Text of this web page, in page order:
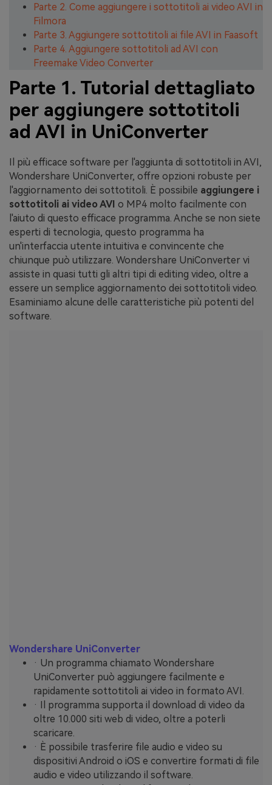
Parte 2. Come aggiungere i sottotitoli ai video AVI in
Filmora
Parte 3. Aggiungere sottotitoli ai file AVI in Faasoft
Parte 4. Aggiungere sottotitoli ad AVI con
Freemake Video Converter
Parte 1. Tutorial dettagliato
per aggiungere sottotitoli
ad AVI in UniConverter
Il più efficace software per l'aggiunta di sottotitoli in AVI,
Wondershare UniConverter, offre opzioni robuste per
l'aggiornamento dei sottotitoli. È possibile aggiungere i
sottotitoli ai video AVI o MP4 molto facilmente con
l'aiuto di questo efficace programma. Anche se non siete
esperti di tecnologia, questo programma ha
un'interfaccia utente intuitiva e convincente che
chiunque può utilizzare. Wondershare UniConverter vi
assiste in quasi tutti gli altri tipi di editing video, oltre a
essere un semplice aggiornamento dei sottotitoli video.
Esaminiamo alcune delle caratteristiche più potenti del
software.
Wondershare UniConverter
· Un programma chiamato Wondershare
UniConverter può aggiungere facilmente e
rapidamente sottotitoli ai video in formato AVI.
· Il programma supporta il download di video da
oltre 10.000 siti web di video, oltre a poterli
scaricare.
· È possibile trasferire file audio e video su
dispositivi Android o iOS e convertire formati di file
audio e video utilizzando il software.